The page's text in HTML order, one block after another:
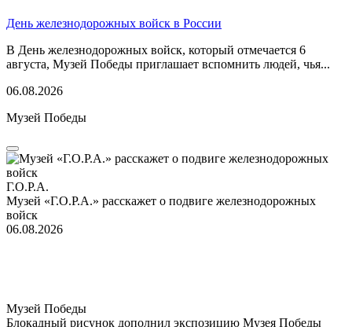
День железнодорожных войск в России
В День железнодорожных войск, который отмечается 6
августа, Музей Победы приглашает вспомнить людей, чья...
06.08.2026
Музей Победы
Г.О.Р.А.
Музей «Г.О.Р.А.» расскажет о подвиге железнодорожных
войск
06.08.2026
Музей Победы
Блокадный рисунок дополнил экспозицию Музея Победы